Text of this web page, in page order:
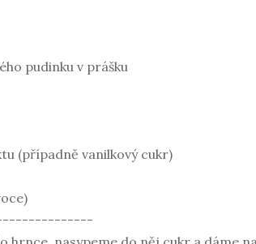
pudinku v prášku
(případně vanilkový cukr)